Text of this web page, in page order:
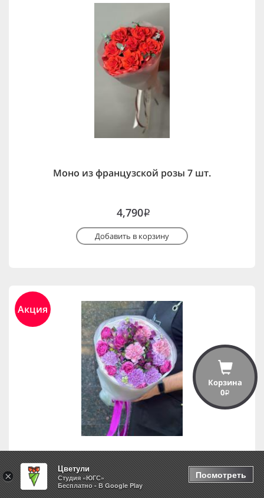
Моно из французской розы 7 шт.
4,790i
Добавить в корзину
Акция
Букет "Фуксия"
Корзина
0i
×
Цветули
Студия «ЮГС»
Бесплатно - В Google Play
Посмотреть